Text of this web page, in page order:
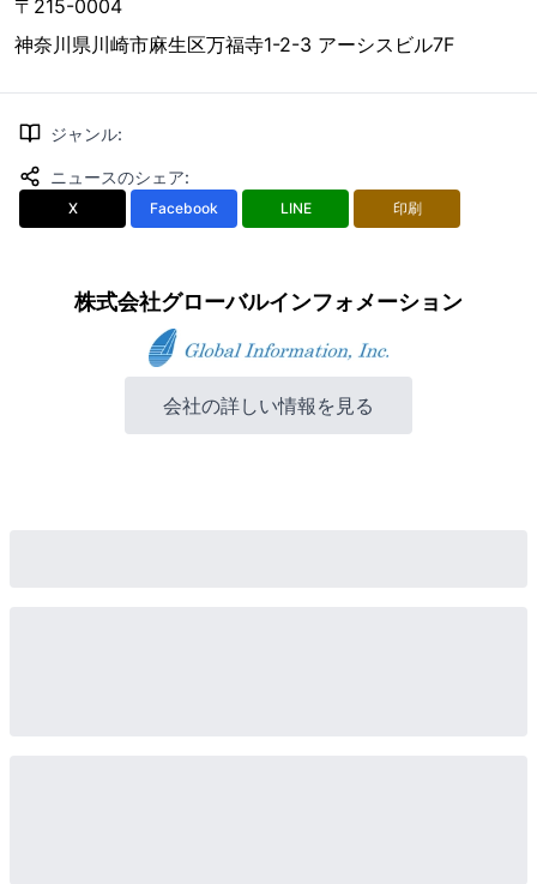
〒215-0004
神奈川県川崎市麻生区万福寺1-2-3 アーシスビル7F
ジャンル:
ニュースのシェア:
X Facebook LINE 印刷
株式会社グローバルインフォメーション
会社の詳しい情報を見る